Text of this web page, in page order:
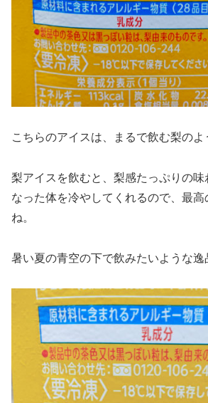
こちらのアイスは、まるで飲む梨のよ
梨アイスを飲むと、梨感たっぷりの味
なった体を冷やしてくれるので、最高
ね。
暑い夏の青空の下で飲みたいような逸